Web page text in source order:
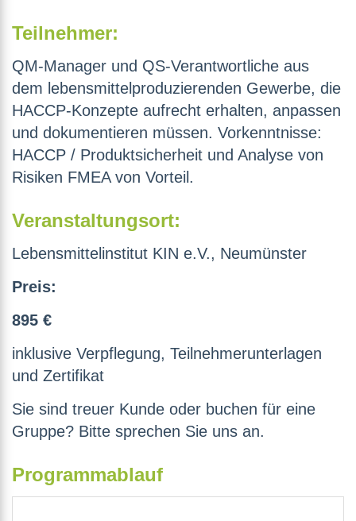
Teilnehmer:
QM-Manager und QS-Verantwortliche aus
dem lebensmittelproduzierenden Gewerbe, die
HACCP-Konzepte aufrecht erhalten, anpassen
und dokumentieren müssen. Vorkenntnisse:
HACCP / Produktsicherheit und Analyse von
Risiken FMEA von Vorteil.
Veranstaltungsort:
Lebensmittelinstitut KIN e.V., Neumünster
Preis:
895 €
inklusive Verpflegung, Teilnehmerunterlagen
und Zertifikat
Sie sind treuer Kunde oder buchen für eine
Gruppe? Bitte sprechen Sie uns an.
Programmablauf